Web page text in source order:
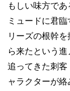
もしい味方で
ミュードに君
リーズの根幹
ら来たという
追ってきた刺
ャラクターが